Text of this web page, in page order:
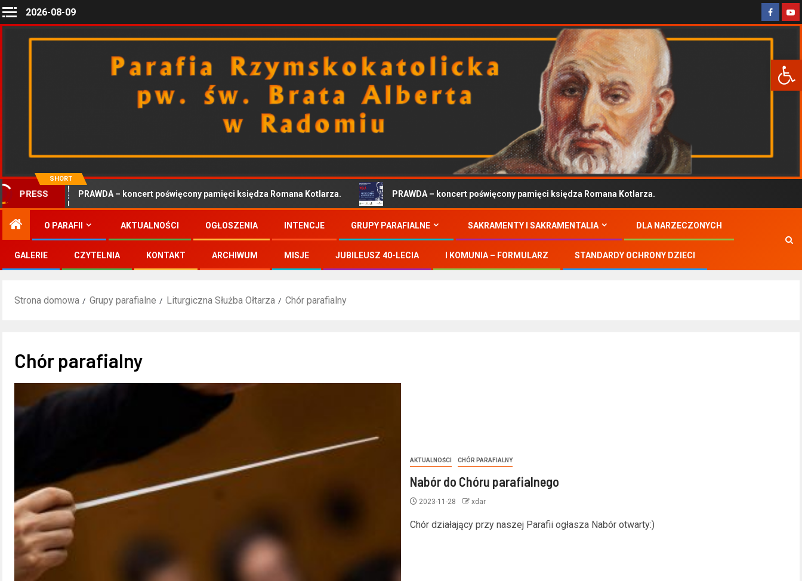
2026-08-09
SHORT
PRESS PRAWDA – koncert poświęcony pamięci księdza Romana Kotlarza. PRAWDA – koncert poświęcony pamięci księdza Romana Kotlarza.
O PARAFII AKTUALNOŚCI OGŁOSZENIA INTENCJE GRUPY PARAFIALNE SAKRAMENTY I SAKRAMENTALIA DLA NARZECZONYCH
GALERIE CZYTELNIA KONTAKT ARCHIWUM MISJE JUBILEUSZ 40-LECIA I KOMUNIA – FORMULARZ STANDARDY OCHRONY DZIECI
Strona domowa Grupy parafialne Liturgiczna Służba Ołtarza Chór parafialny
Chór parafialny
AKTUALNOŚCI CHÓR PARAFIALNY
Nabór do Chóru parafialnego
2023-11-28 xdar
Chór działający przy naszej Parafii ogłasza Nabór otwarty:)